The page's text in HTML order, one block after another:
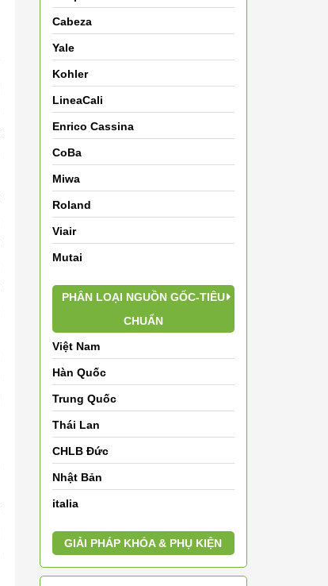
Cabeza
Yale
Kohler
LineaCali
Enrico Cassina
CoBa
Miwa
Roland
Viair
Mutai
PHÂN LOẠI NGUỒN GỐC-TIÊU
CHUẨN
Việt Nam
Hàn Quốc
Trung Quốc
Thái Lan
CHLB Đức
Nhật Bản
italia
GIẢI PHÁP KHÓA & PHỤ KIỆN